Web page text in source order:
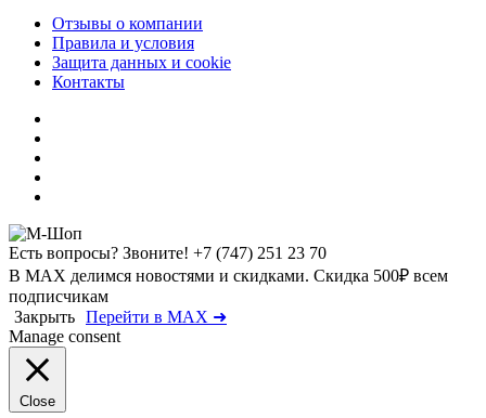
Отзывы о компании
Правила и условия
Защита данных и cookie
Контакты
Есть вопросы? Звоните! +7 (747) 251 23 70
В MAX делимся новостями и скидками. Скидка 500₽ всем
подписчикам
Закрыть Перейти в MAX ➜
Manage consent
Close